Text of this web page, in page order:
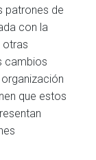
patrones de
con la
otras
cambios
que estos